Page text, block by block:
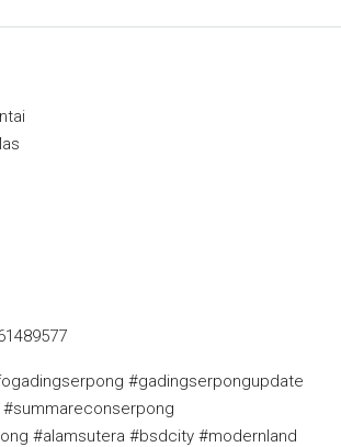
#gadingserpongupdate
#alamsutera #bsdcity #modernland